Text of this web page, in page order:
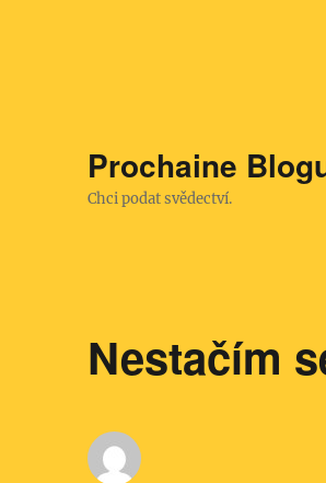
Prochaine
Chci podat svědectví.
Nestačím